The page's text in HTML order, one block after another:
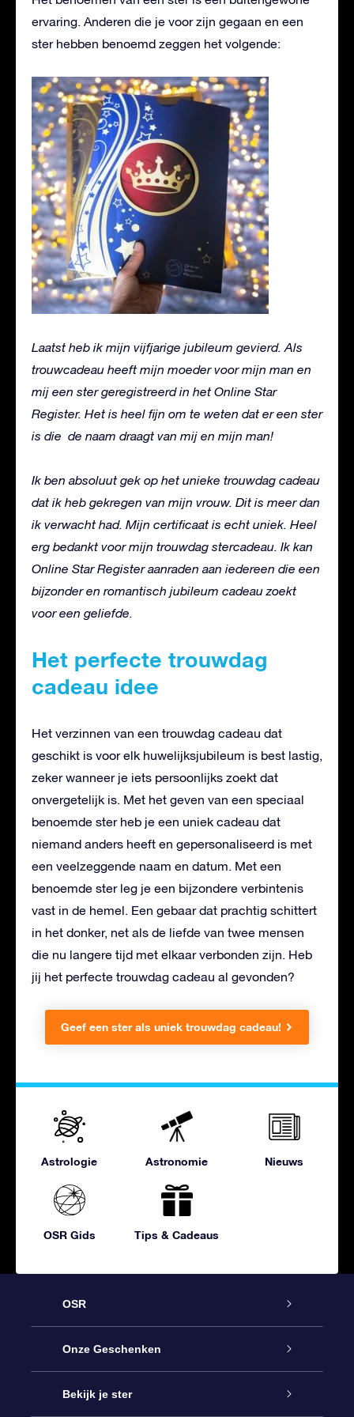
ervaring. Anderen die je voor zijn gegaan en een
ster hebben benoemd zeggen het volgende:
Laatst heb ik mijn vijfjarige jubileum gevierd. Als
trouwcadeau heeft mijn moeder voor mijn man en
mij een ster geregistreerd in het Online Star
Register. Het is heel fijn om te weten dat er een ster
is die de naam draagt van mij en mijn man!
Ik ben absoluut gek op het unieke trouwdag cadeau
dat ik heb gekregen van mijn vrouw. Dit is meer dan
ik verwacht had. Mijn certificaat is echt uniek. Heel
erg bedankt voor mijn trouwdag stercadeau. Ik kan
Online Star Register aanraden aan iedereen die een
bijzonder en romantisch jubileum cadeau zoekt
voor een geliefde.
Het perfecte trouwdag
cadeau idee
Het verzinnen van een trouwdag cadeau dat
geschikt is voor elk huwelijksjubileum is best lastig,
zeker wanneer je iets persoonlijks zoekt dat
onvergetelijk is. Met het geven van een speciaal
benoemde ster heb je een uniek cadeau dat
niemand anders heeft en gepersonaliseerd is met
een veelzeggende naam en datum. Met een
benoemde ster leg je een bijzondere verbintenis
vast in de hemel. Een gebaar dat prachtig schittert
in het donker, net als de liefde van twee mensen
die nu langere tijd met elkaar verbonden zijn. Heb
jij het perfecte trouwdag cadeau al gevonden?
Geef een ster als uniek trouwdag cadeau!
Astrologie Astronomie Nieuws
OSR Gids Tips & Cadeaus
OSR
Service
Contact
Onze Geschenken
Online Star Gift
Bekijk je ster